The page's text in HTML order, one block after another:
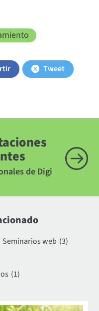
Tweet
de Digi
Seminarios web (3)
(1)